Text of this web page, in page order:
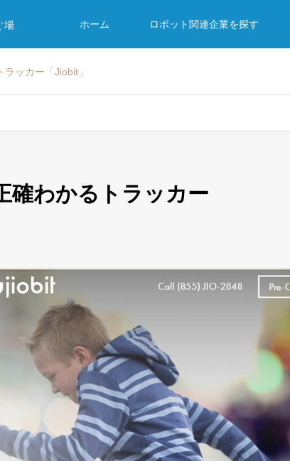
場 ホーム ロボット関連企業を探す
ッカー「Jiobit」
確わかるトラッカー